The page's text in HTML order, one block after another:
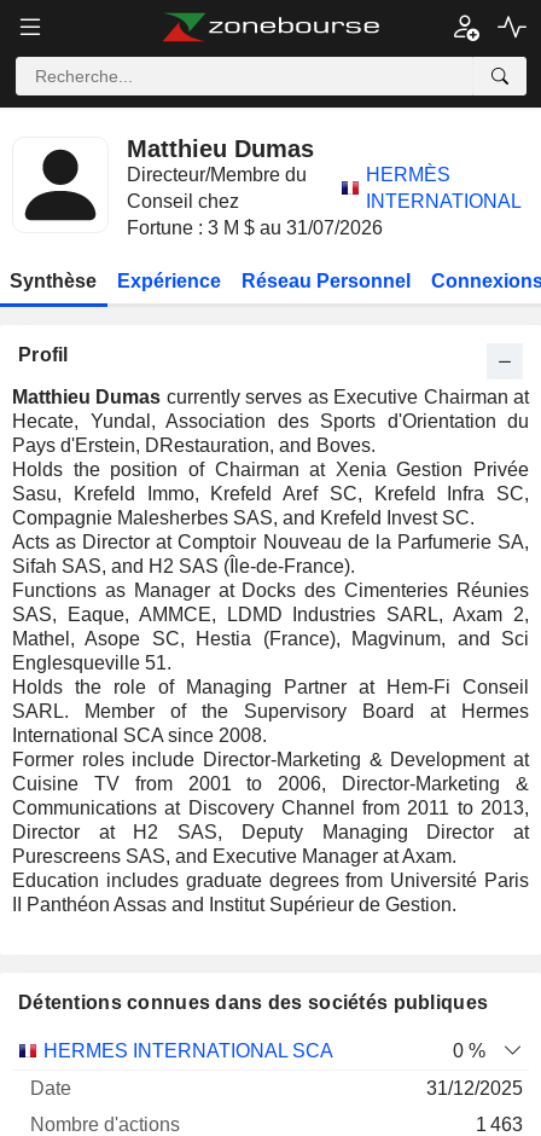
Matthieu Dumas
Directeur/Membre du
Conseil chez
HERMÈS
INTERNATIONAL
Fortune : 3 M $ au 31/07/2026
Synthèse Expérience Réseau Personnel
Profil
Matthieu Dumas currently serves as Executive Chairman at
Hecate, Yundal, Association des Sports d'Orientation du
Pays d'Erstein, DRestauration, and Boves.
Holds the position of Chairman at Xenia Gestion Privée
Sasu, Krefeld Immo, Krefeld Aref SC, Krefeld Infra SC,
Compagnie Malesherbes SAS, and Krefeld Invest SC.
Acts as Director at Comptoir Nouveau de la Parfumerie SA,
Sifah SAS, and H2 SAS (Île-de-France).
Functions as Manager at Docks des Cimenteries Réunies
SAS, Eaque, AMMCE, LDMD Industries SARL, Axam 2,
Mathel, Asope SC, Hestia (France), Magvinum, and Sci
Englesqueville 51.
Holds the role of Managing Partner at Hem-Fi Conseil
SARL. Member of the Supervisory Board at Hermes
International SCA since 2008.
Former roles include Director-Marketing & Development at
Cuisine TV from 2001 to 2006, Director-Marketing &
Communications at Discovery Channel from 2011 to 2013,
Director at H2 SAS, Deputy Managing Director at
Purescreens SAS, and Executive Manager at Axam.
Education includes graduate degrees from Université Paris
II Panthéon Assas and Institut Supérieur de Gestion.
Détentions connues dans des sociétés publiques
Nombre
HERMES INTERNATIONAL SCA
0 %
31/12/2025
1 463